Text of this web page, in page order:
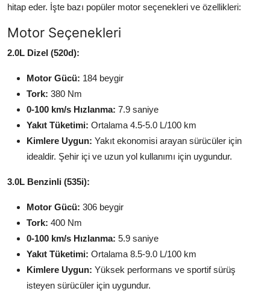
hitap eder. İşte bazı popüler motor seçenekleri ve özellikleri:
Motor Seçenekleri
2.0L Dizel (520d):
Motor Gücü: 184 beygir
Tork: 380 Nm
0-100 km/s Hızlanma: 7.9 saniye
Yakıt Tüketimi: Ortalama 4.5-5.0 L/100 km
Kimlere Uygun: Yakıt ekonomisi arayan sürücüler için
idealdir. Şehir içi ve uzun yol kullanımı için uygundur.
3.0L Benzinli (535i):
Motor Gücü: 306 beygir
Tork: 400 Nm
0-100 km/s Hızlanma: 5.9 saniye
Yakıt Tüketimi: Ortalama 8.5-9.0 L/100 km
Kimlere Uygun: Yüksek performans ve sportif sürüş
isteyen sürücüler için uygundur.